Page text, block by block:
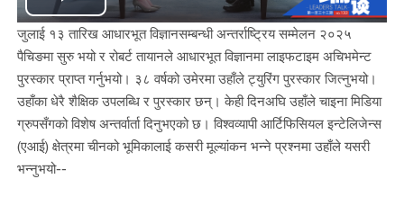
Play
Video
जुलाई १३ तारिख आधारभूत विज्ञानसम्बन्धी अन्तर्राष्ट्रिय सम्मेलन २०२५
पैचिङमा सुरु भयो र रोबर्ट तायानले आधारभूत विज्ञानमा लाइफटाइम अचिभमेन्ट
पुरस्कार प्राप्त गर्नुभयो। ३८ वर्षको उमेरमा उहाँले ट्युरिंग पुरस्कार जित्नुभयो।
उहाँका धेरै शैक्षिक उपलब्धि र पुरस्कार छन्। केही दिनअघि उहाँले चाइना मिडिया
ग्रुपसँगको विशेष अन्तर्वार्ता दिनुभएको छ। विश्वव्यापी आर्टिफिसियल इन्टेलिजेन्स
(एआई) क्षेत्रमा चीनको भूमिकालाई कसरी मूल्यांकन भन्ने प्रश्नमा उहाँले यसरी
भन्नुभयो--